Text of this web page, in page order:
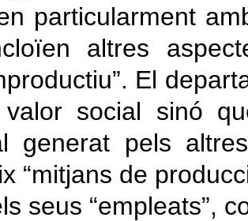
particularment
altres
El
valor social sinó
generat pels
“mitjans de
seus “empleats”,